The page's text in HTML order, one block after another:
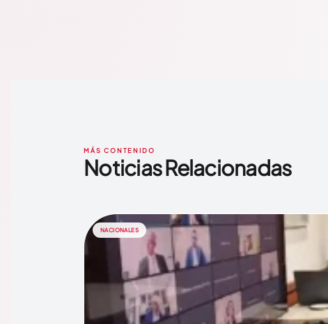
MÁS CONTENIDO
Noticias Relacionadas
NACIONALES